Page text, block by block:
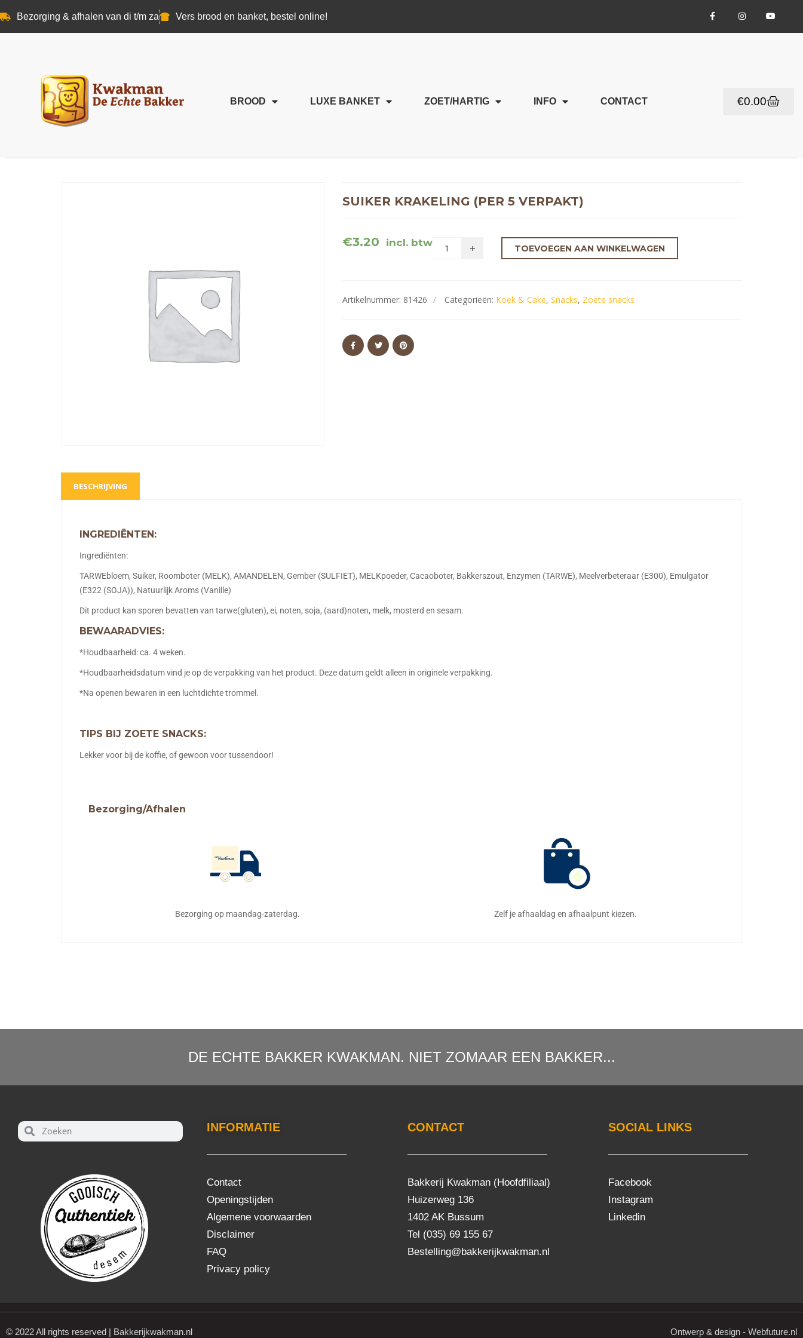
Bezorging & afhalen van di t/m za Vers brood en banket, bestel online!
BROOD LUXE BANKET ZOET/HARTIG INFO CONTACT €0.00
SUIKER KRAKELING (PER 5 VERPAKT)
€3.20 incl. btw TOEVOEGEN AAN WINKELWAGEN
Artikelnummer: 81426 Categorieën: Koek & Cake, Snacks, Zoete snacks
BESCHRIJVING
INGREDIËNTEN:
Ingrediënten:
TARWEbloem, Suiker, Roomboter (MELK), AMANDELEN, Gember (SULFIET), MELKpoeder, Cacaoboter, Bakkerszout, Enzymen (TARWE), Meelverbeteraar (E300), Emulgator
(E322 (SOJA)), Natuurlijk Aroms (Vanille)
Dit product kan sporen bevatten van tarwe(gluten), ei, noten, soja, (aard)noten, melk, mosterd en sesam.
BEWAARADVIES:
*Houdbaarheid: ca. 4 weken.
*Houdbaarheidsdatum vind je op de verpakking van het product. Deze datum geldt alleen in originele verpakking.
*Na openen bewaren in een luchtdichte trommel.
TIPS BIJ ZOETE SNACKS:
Lekker voor bij de koffie, of gewoon voor tussendoor!
Bezorging/Afhalen
Bezorging op maandag-zaterdag. Zelf je afhaaldag en afhaalpunt kiezen.
DE ECHTE BAKKER KWAKMAN. NIET ZOMAAR EEN BAKKER...
INFORMATIE
Contact
Openingstijden
Algemene voorwaarden
Disclaimer
FAQ
Privacy policy
CONTACT
Bakkerij Kwakman (Hoofdfiliaal)
Huizerweg 136
1402 AK Bussum
Tel (035) 69 155 67
Bestelling@bakkerijkwakman.nl
SOCIAL LINKS
Facebook
Instagram
Linkedin
© 2022 All rights reserved | Bakkerijkwakman.nl Ontwerp & design - Webfuture.nl